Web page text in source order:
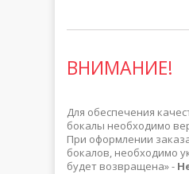
ВНИМАНИЕ!
Для обеспечения
бокалы необходимо
При оформлении
бокалов, необходимо
будет возвращена» -